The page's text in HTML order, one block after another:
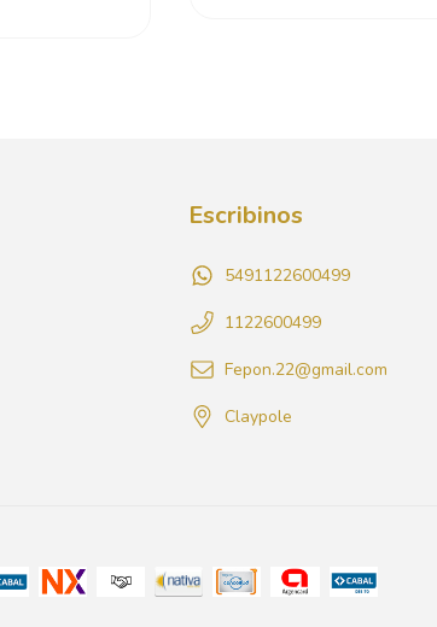
Escribinos
5491122600499
1122600499
Fepon.22@gmail.com
Claypole